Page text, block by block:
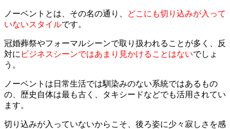
ノーベントとは、その名の通り、
どこにも切り込みが入って
いないスタイルです。
冠婚葬祭やフォーマルシーンで取り扱われることが多く、反
対に ビジネスシーンではあまり見かけることはないでしょ
う。
ノーベントは日常生活では馴染みのない系統ではあるもの
の、歴史自体は最も古く、タキシードなどでも活用されてい
ます。
切り込みが入っていないからこそ、後ろ姿に少々寂しさを感